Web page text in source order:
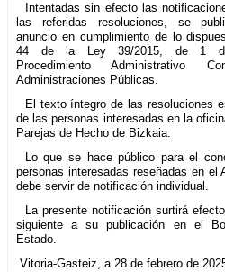
Intentadas sin efecto las
las referidas resoluciones, se
anuncio en cumplimiento de lo
44 de la Ley 39/2015, de 1
Procedimiento Administrativo
Administraciones Públicas.
El texto íntegro de las resoluciones
de las personas interesadas en la
Parejas de Hecho de Bizkaia.
Lo que se hace público para el
personas interesadas reseñadas en el
debe servir de notificación individual.
La presente notificación surtirá
siguiente a su publicación en el
Estado.
Vitoria-Gasteiz, a 28 de febrero de